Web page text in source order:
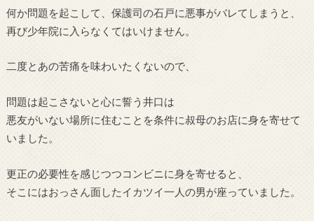
何か問題を起こして、保護司の石戸に悪事がバレてしまうと、
再び少年院に入らなくてはいけません。
二度とあの苦痛を味わいたくないので、
問題は起こさないと心に誓う井口は
悪友がいない場所に住むことを条件に叔母のお店に身を寄せて
いました。
更正の必要性を感じつつコンビニに身を寄せると、
そこにはおっさん面したイカツイ一人の男が座っていました。